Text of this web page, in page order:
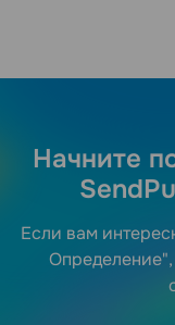
Начните
Если вам